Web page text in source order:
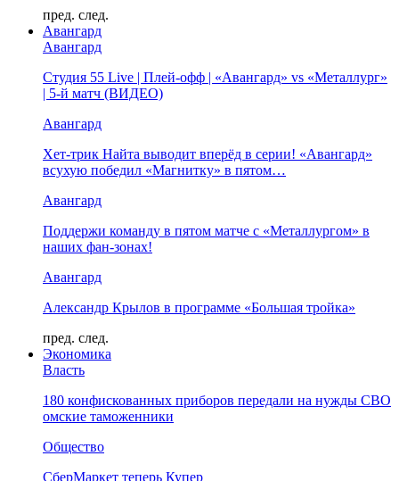
пред. след.
Авангард
Авангард
Студия 55 Live | Плей-офф | «Авангард» vs «Металлург»
| 5-й матч (ВИДЕО)
Авангард
Хет-трик Найта выводит вперёд в серии! «Авангард»
всухую победил «Магнитку» в пятом…
Авангард
Поддержи команду в пятом матче с «Металлургом» в
наших фан-зонах!
Авангард
Александр Крылов в программе «Большая тройка»
пред. след.
Экономика
Власть
180 конфискованных приборов передали на нужды СВО
омские таможенники
Общество
СберМаркет теперь Купер